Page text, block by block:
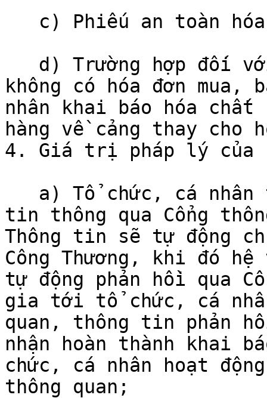
không có hóa đơn
nhân khai báo hóa
hàng về cảng thay cho
4. Giá trị pháp lý của
tin thông qua Cổng
Thông tin sẽ tự động
Công Thương, khi đó hệ
tự động phản hồi qua
gia tới tổ chức, cá
quan, thông tin phản
nhận hoàn thành khai
chức, cá nhân hoạt
thông quan;